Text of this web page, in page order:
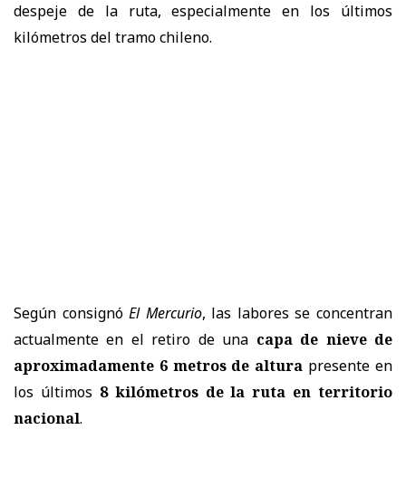
despeje de la ruta, especialmente en los últimos
kilómetros del tramo chileno.
Según consignóEl Mercurio, las labores se concentran
actualmente en el retiro de una capa de nieve de
aproximadamente 6 metros de altura presente en
los últimos 8 kilómetros de la ruta en territorio
nacional.